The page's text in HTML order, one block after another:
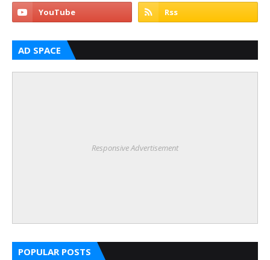
AD SPACE
Responsive Advertisement
POPULAR POSTS